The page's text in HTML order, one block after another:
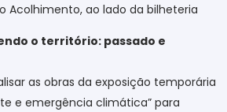
Acolhimento, ao lado da bilheteria
o território: passado e
as obras da exposição temporária
e emergência climática” para